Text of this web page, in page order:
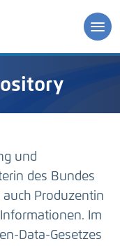
und
des Bundes
Produzentin
Im
Data-Gesetzes